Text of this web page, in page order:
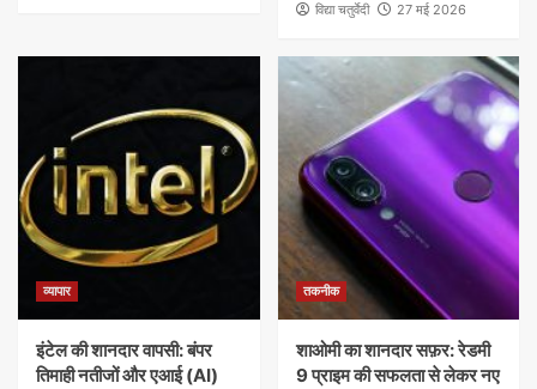
विद्या चतुर्वेदी 27 मई 2026
व्यापार
इंटेल की शानदार वापसी: बंपर
तिमाही नतीजों और एआई (AI)
तकनीक
शाओमी का शानदार सफ़र: रेडमी
9 प्राइम की सफलता से लेकर नए